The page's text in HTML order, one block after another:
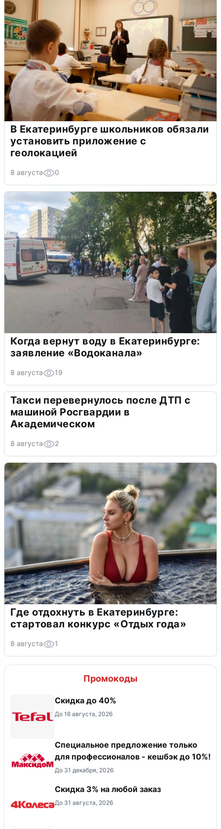
В Екатеринбурге школьников обязали
установить приложение с
геолокацией
8 августа 0
Когда вернут воду в Екатеринбурге:
заявление «Водоканала»
8 августа 19
Такси перевернулось после ДТП с
машиной Росгвардии в
Академическом
8 августа 2
Где отдохнуть в Екатеринбурге:
стартовал конкурс «Отдых года»
8 августа 1
Промокоды
Скидка до 40%
До 16 августа, 2026
Специальное предложение только
для профессионалов - кешбэк до 10%!
До 31 декабря, 2026
Скидка 3% на любой заказ
До 31 августа, 2026